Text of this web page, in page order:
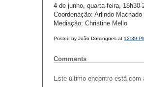
4 de junho, quarta-feira, 18h30-
Coordenação: Arlindo
Mediação: Christine Mello
Posted by João Domingues at 12:39
Comments
Este último encontro está com